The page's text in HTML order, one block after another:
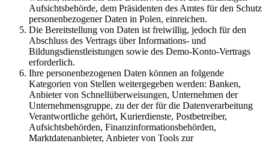
Aufsichtsbehörde, dem Präsidenten des Amtes für den Schutz
personenbezogener Daten in Polen, einreichen.
Die Bereitstellung von Daten ist freiwillig, jedoch für den
Abschluss des Vertrags über Informations- und
Bildungsdienstleistungen sowie des Demo-Konto-Vertrags
erforderlich.
Ihre personenbezogenen Daten können an folgende
Kategorien von Stellen weitergegeben werden: Banken,
Anbieter von Schnellüberweisungen, Unternehmen der
Unternehmensgruppe, zu der der für die Datenverarbeitung
Verantwortliche gehört, Kurierdienste, Postbetreiber,
Aufsichtsbehörden, Finanzinformationsbehörden,
Marktdatenanbieter, Anbieter von Tools zur